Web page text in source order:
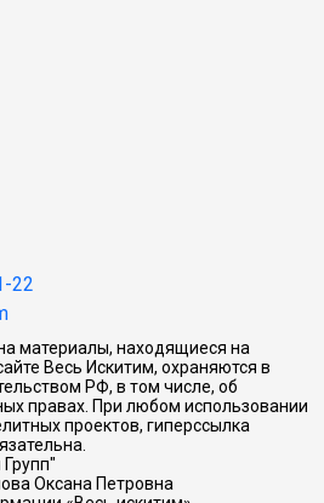
22
материалы, находящиеся на
Весь Искитим, охраняются в
РФ, в том числе, об
правах. При любом использовании
проектов, гиперссылка
Оксана Петровна